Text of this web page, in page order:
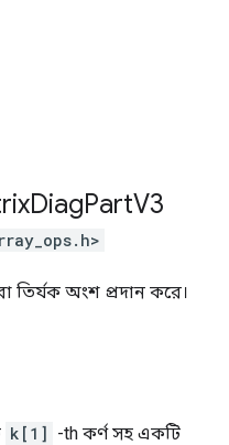
DiagPartV3
তির্যক অংশ প্রদান করে।
k[1] -th কর্ণ সহ একটি